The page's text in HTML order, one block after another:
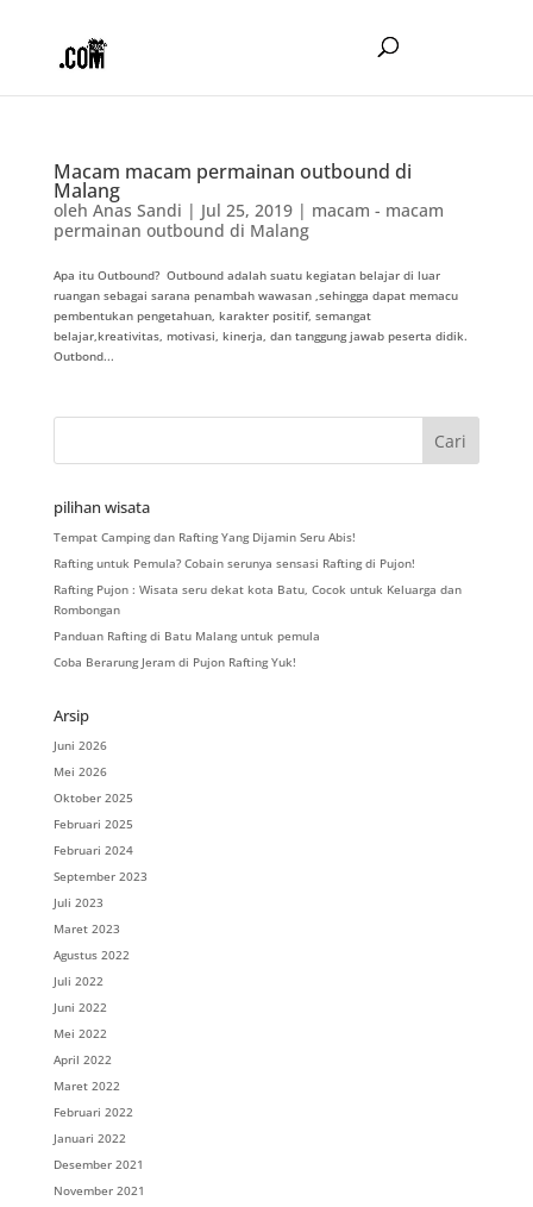
Macam macam permainan outbound di
Malang
oleh Anas Sandi | Jul 25, 2019| macam - macam
permainan outbound di Malang
Apa itu Outbound? Outbound adalah suatu kegiatan belajar di luar
ruangan sebagai sarana penambah wawasan ,sehingga dapat memacu
pembentukan pengetahuan, karakter positif, semangat
belajar,kreativitas, motivasi, kinerja, dan tanggung jawab peserta didik.
Outbond...
pilihan wisata
Tempat Camping dan Rafting Yang Dijamin Seru Abis!
Rafting untuk Pemula? Cobain serunya sensasi Rafting di Pujon!
Rafting Pujon : Wisata seru dekat kota Batu, Cocok untuk Keluarga dan
Rombongan
Panduan Rafting di Batu Malang untuk pemula
Coba Berarung Jeram di Pujon Rafting Yuk!
Arsip
Juni 2026
Mei 2026
Oktober 2025
Februari 2025
Februari 2024
September 2023
Juli 2023
Maret 2023
Agustus 2022
Juli 2022
Juni 2022
Mei 2022
April 2022
Maret 2022
Februari 2022
Januari 2022
Desember 2021
November 2021